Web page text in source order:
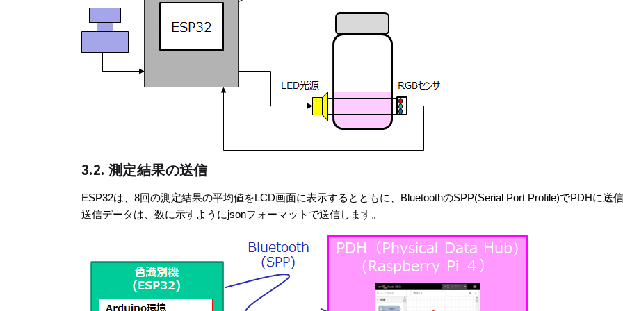
3.2. 測定結果の送信
ESP32は、8回の測定結果の平均値をLCD画面に表示するとともに、BluetoothのSPP(Serial Port Profile)でPDHに送信
送信データは、数に示すようにjsonフォーマットで送信します。